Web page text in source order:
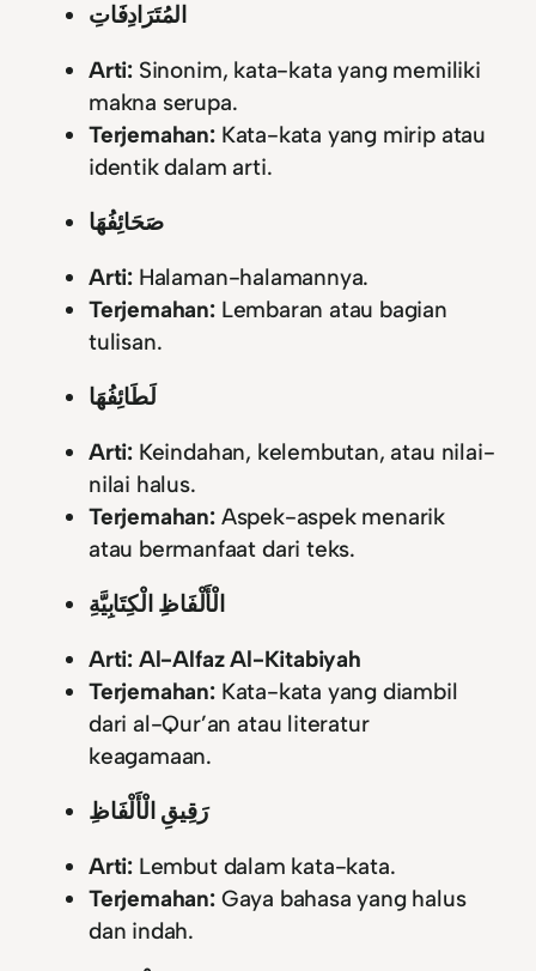
المُتَرَادِفَاتِ
Arti: Sinonim, kata-kata yang memiliki
makna serupa.
Terjemahan:Kata-kata yang mirip atau
identik dalam arti.
صَحَائِفُهَا
Arti: Halaman-halamannya.
Terjemahan:Lembaran atau bagian
tulisan.
لَطَائِفُهَا
Arti: Keindahan, kelembutan, atau nilai-
nilai halus.
Terjemahan:Aspek-aspek menarik
atau bermanfaat dari teks.
الْأَلْفَاظِ الْكِتَابِيَّةِ
Arti: Al-Alfaz Al-Kitabiyah
Terjemahan:Kata-kata yang diambil
dari al-Qur’an atau literatur
keagamaan.
رَقِيقِ الْأَلْفَاظِ
Arti: Lembut dalam kata-kata.
Terjemahan:Gaya bahasa yang halus
dan indah.